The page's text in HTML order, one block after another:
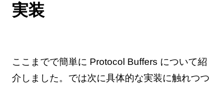
実装
ここまでで簡単に Protocol Buffers について紹
介しました。では次に具体的な実装に触れつつ